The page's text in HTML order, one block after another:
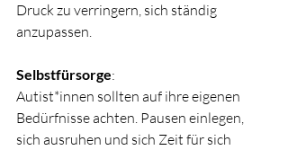
Druck zu verringern, sich ständig
anzupassen.
Selbstfürsorge:
Autist*innen sollten auf ihre eigenen
Bedürfnisse achten. Pausen einlegen,
sich ausruhen und sich Zeit für sich